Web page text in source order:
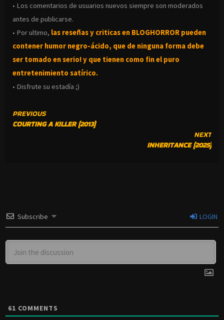
• Los comentarios de usuarios nuevos siempre son moderados
antes de publicarse.
• Por ultimo, las reseñas y criticas en BLOGHORROR pueden
contener humor negro-ácido, que de ninguna forma debe
ser tomado en serio! y que tienen como fin el puro
entretenimiento satírico.
• Disfrute su estadía ;)
CONTINUE
READING
PREVIOUS
COURTING A KILLER (2013)
NEXT
INHERITANCE (2025)
Subscribe LOGIN
61 COMMENTS